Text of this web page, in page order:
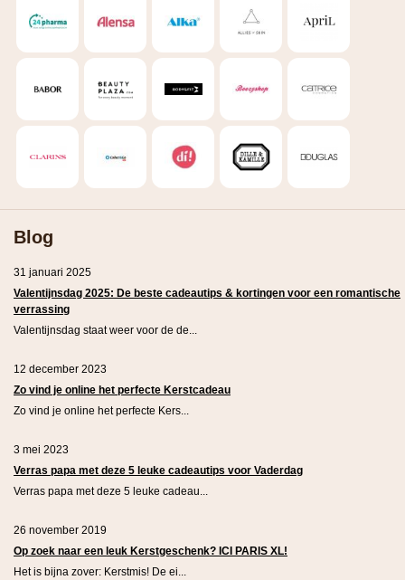
Blog
31 januari 2025
Valentijnsdag 2025: De beste cadeautips & kortingen voor een romantische
verrassing
Valentijnsdag staat weer voor de de...
12 december 2023
Zo vind je online het perfecte Kerstcadeau
Zo vind je online het perfecte Kers...
3 mei 2023
Verras papa met deze 5 leuke cadeautips voor Vaderdag
Verras papa met deze 5 leuke cadeau...
26 november 2019
Op zoek naar een leuk Kerstgeschenk? ICI PARIS XL!
Het is bijna zover: Kerstmis! De ei...